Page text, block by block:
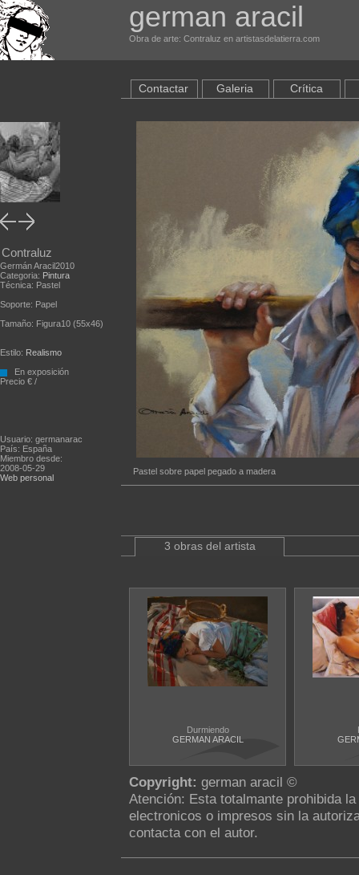
german aracil
Obra de arte: Contraluz en artistasdelatierra.com
Contraluz
Germán Aracil2010
Categoria: Pintura
Técnica: Pastel
Soporte: Papel
Tamaño: Figura10 (55x46)
Estilo: Realismo
En exposición
Precio € /
Usuario: germanarac
País: España
Miembro desde:
2008-05-29
Web personal
Contactar Galeria Crítica
Pastel sobre papel pegado a madera
3 obras del artista
Durmiendo
GERMAN ARACIL
Copyright: german aracil ©
Atención: Esta totalmante prohibida
electronicos o impresos sin la
contacta con el autor.